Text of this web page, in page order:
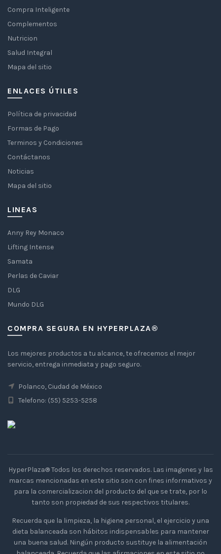
Compra Inteligente
Complementos
Nutricion
Salud Integral
Mapa del sitio
ENLACES ÚTILES
Política de privacidad
Formas de Pago
Terminos y Condiciones
Contáctanos
Noticias
Mapa del sitio
LINEAS
Anny Rey Monaco
Lifting Intense
Samata
Perlas de Caviar
DLG
Mundo DLG
COMPRA SEGURA EN HYPERPLAZA®
Los mejores productos a tu alcance, te ofrecemos el mejor
servicio, entrega inmediata y pago seguro.
Polanco, Ciudad de México
Telefono: (55) 5253-5258
HyperPlaza® Todos los derechos reservados. Las imagenes y las
marcas mencionadas en este sitio son con fines informativos y
para la comercializacion del producto del que se trate, por lo
tanto son propiedad de sus respectivos titulares.
Recuerda que la limpieza, la higiene personal, el ejercicio y una
dieta balanceada son hábitos indispensables para mantener
una buena salud. Ningún producto sustituye la alimentación